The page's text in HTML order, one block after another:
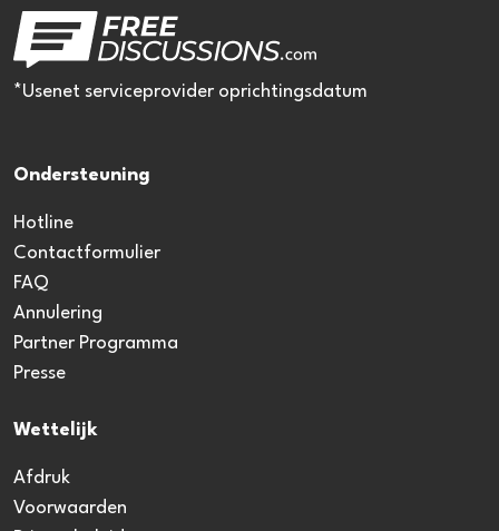
*Usenet serviceprovider oprichtingsdatum
Ondersteuning
Hotline
Contactformulier
FAQ
Annulering
Partner Programma
Presse
Wettelijk
Afdruk
Voorwaarden